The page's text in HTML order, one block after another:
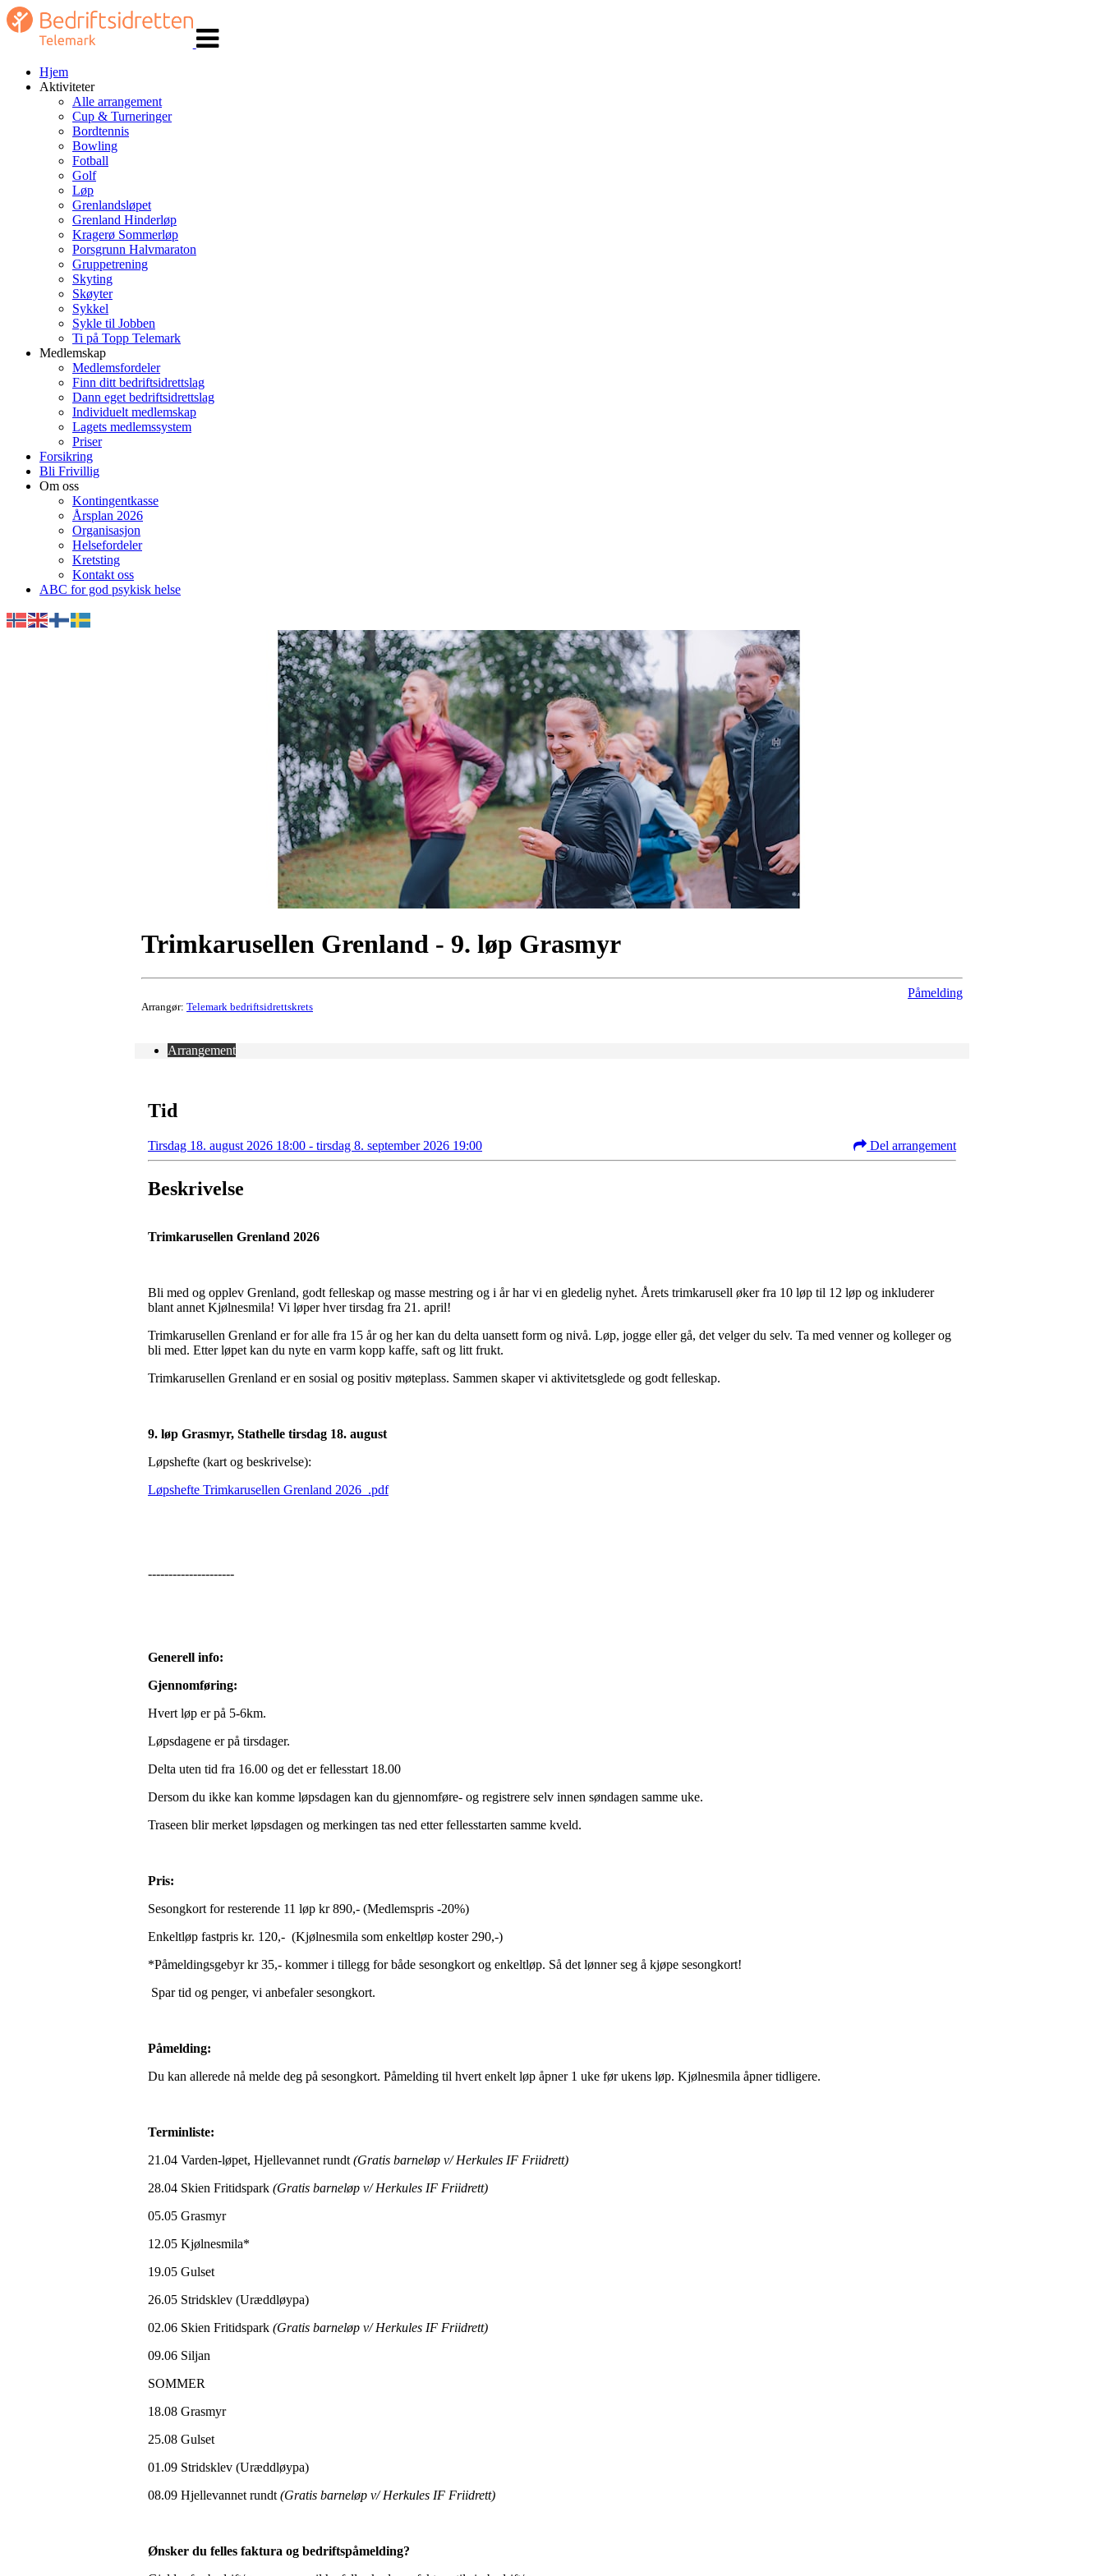
navigasjon
Hjem
Aktiviteter
Alle arrangement
Cup & Turneringer
Bordtennis
Bowling
Fotball
Golf
Løp
Grenlandsløpet
Grenland Hinderløp
Kragerø Sommerløp
Porsgrunn Halvmaraton
Gruppetrening
Skyting
Skøyter
Sykkel
Sykle til Jobben
Ti på Topp Telemark
Medlemskap
Medlemsfordeler
Finn ditt bedriftsidrettslag
Dann eget bedriftsidrettslag
Individuelt medlemskap
Lagets medlemssystem
Priser
Forsikring
Bli Frivillig
Om oss
Kontingentkasse
Årsplan 2026
Organisasjon
Helsefordeler
Kretsting
Kontakt oss
ABC for god psykisk helse
Trimkarusellen Grenland - 9. løp Grasmyr
Arrangør: Telemark bedriftsidrettskrets
Påmelding
Arrangement
Tid
Tirsdag 18. august 2026 18:00 - tirsdag 8. september 2026 19:00 Del arrangement
Beskrivelse
Trimkarusellen Grenland 2026
Bli med og opplev Grenland, godt felleskap og masse mestring og i år har vi en gledelig nyhet. Årets trimkarusell øker fra 10 løp til 12 løp og inkluderer
blant annet Kjølnesmila! Vi løper hver tirsdag fra 21. april!
Trimkarusellen Grenland er for alle fra 15 år og her kan du delta uansett form og nivå. Løp, jogge eller gå, det velger du selv. Ta med venner og kolleger og
bli med. Etter løpet kan du nyte en varm kopp kaffe, saft og litt frukt.
Trimkarusellen Grenland er en sosial og positiv møteplass. Sammen skaper vi aktivitetsglede og godt felleskap.
9. løp Grasmyr, Stathelle tirsdag 18. august
Løpshefte (kart og beskrivelse):
Løpshefte Trimkarusellen Grenland 2026_.pdf
---------------------
Generell info:
Gjennomføring:
Hvert løp er på 5-6km.
Løpsdagene er på tirsdager.
Delta uten tid fra 16.00 og det er fellesstart 18.00
Dersom du ikke kan komme løpsdagen kan du gjennomføre- og registrere selv innen søndagen samme uke.
Traseen blir merket løpsdagen og merkingen tas ned etter fellesstarten samme kveld.
Pris:
Sesongkort for resterende 11 løp kr 890,- (Medlemspris -20%)
Enkeltløp fastpris kr. 120,- (Kjølnesmila som enkeltløp koster 290,-)
*Påmeldingsgebyr kr 35,- kommer i tillegg for både sesongkort og enkeltløp. Så det lønner seg å kjøpe sesongkort!
Spar tid og penger, vi anbefaler sesongkort.
Påmelding:
Du kan allerede nå melde deg på sesongkort. Påmelding til hvert enkelt løp åpner 1 uke før ukens løp. Kjølnesmila åpner tidligere.
Terminliste:
21.04 Varden-løpet, Hjellevannet rundt (Gratis barneløp v/ Herkules IF Friidrett)
28.04 Skien Fritidspark (Gratis barneløp v/ Herkules IF Friidrett)
05.05 Grasmyr
12.05 Kjølnesmila*
19.05 Gulset
26.05 Stridsklev (Uræddløypa)
02.06 Skien Fritidspark (Gratis barneløp v/ Herkules IF Friidrett)
09.06 Siljan
SOMMER
18.08 Grasmyr
25.08 Gulset
01.09 Stridsklev (Uræddløypa)
08.09 Hjellevannet rundt (Gratis barneløp v/ Herkules IF Friidrett)
Ønsker du felles faktura og bedriftspåmelding?